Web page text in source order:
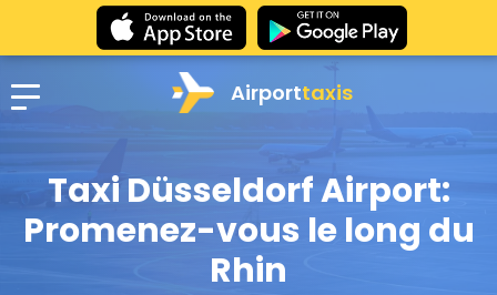
Airporttaxis
Taxi Düsseldorf Airport:
Promenez-vous le long du
Rhin